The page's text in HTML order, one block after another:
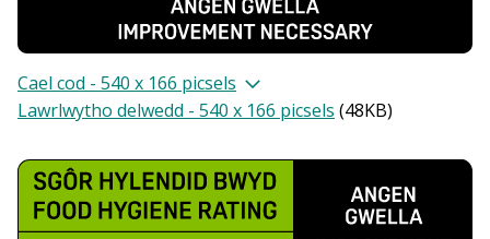
Cael cod - 540 x 166 picsels
Lawrlwytho delwedd - 540 x 166 picsels (48KB)